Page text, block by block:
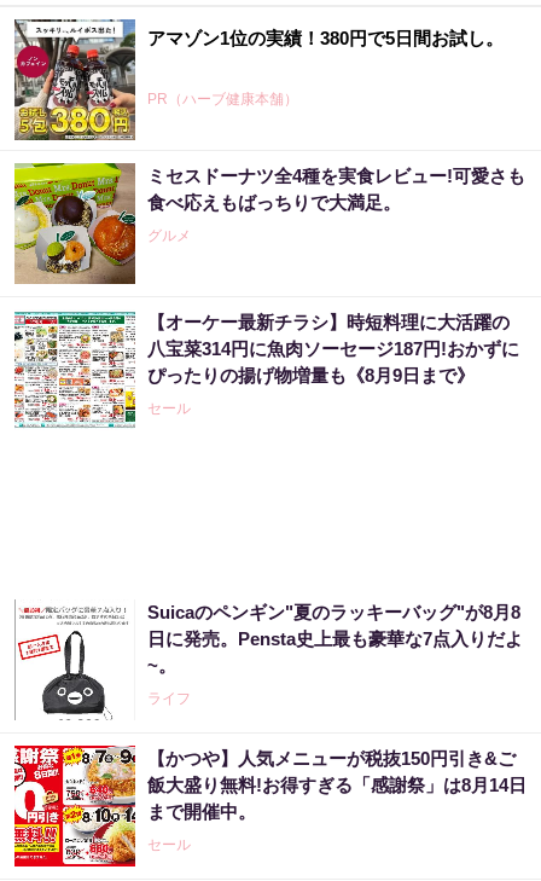
アマゾン1位の実績！380円で5日間お試し。
PR（ハーブ健康本舗）
ミセスドーナツ全4種を実食レビュー!可愛さも
食べ応えもばっちりで大満足。
グルメ
【オーケー最新チラシ】時短料理に大活躍の
八宝菜314円に魚肉ソーセージ187円!おかずに
ぴったりの揚げ物増量も《8月9日まで》
セール
Suicaのペンギン"夏のラッキーバッグ"が8月8
日に発売。Pensta史上最も豪華な7点入りだよ
~。
ライフ
【かつや】人気メニューが税抜150円引き&ご
飯大盛り無料!お得すぎる「感謝祭」は8月14日
まで開催中。
セール